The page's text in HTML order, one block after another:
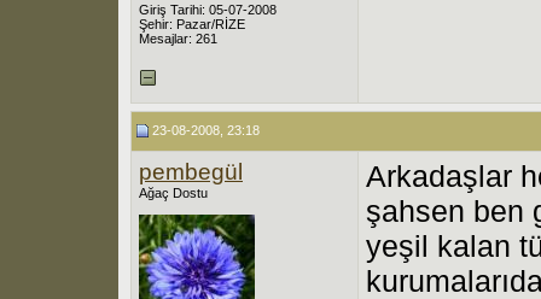
Giriş Tarihi: 05-07-2008
Şehir: Pazar/RİZE
Mesajlar: 261
23-08-2008, 23:18
pembegül
Ağaç Dostu
Arkadaşlar
şahsen ben
yeşil kalan